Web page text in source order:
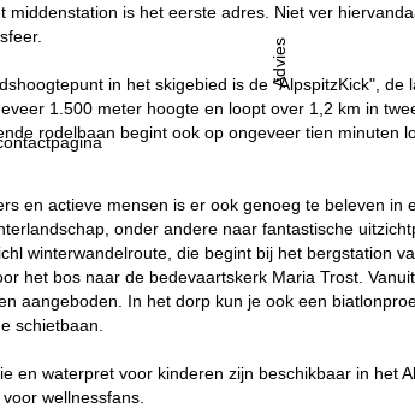
Advies
middenstation is het eerste adres. Niet ver
in het skigebied is de "AlpspitzKick",
1.500 meter hoogte en loopt over 1,2 km in
rodelbaan begint ook op ongeveer tien minuten
en actieve mensen is er ook genoeg te beleven
onder andere naar fantastische
winterwandelroute, die begint bij het bergstation
het bos naar de bedevaartskerk Maria Trost.
aangeboden. In het dorp kun je ook een
schietbaan.
en waterpret voor kinderen zijn beschikbaar in het
wellnessfans.